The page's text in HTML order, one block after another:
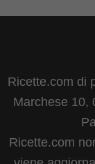
Ricette.com di
Marchese 10,
Ricette.com